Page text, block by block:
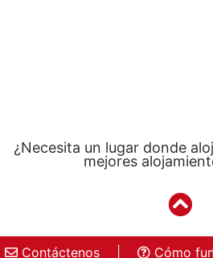
¿Necesita un lugar donde
mejores
Contáctenos Cómo